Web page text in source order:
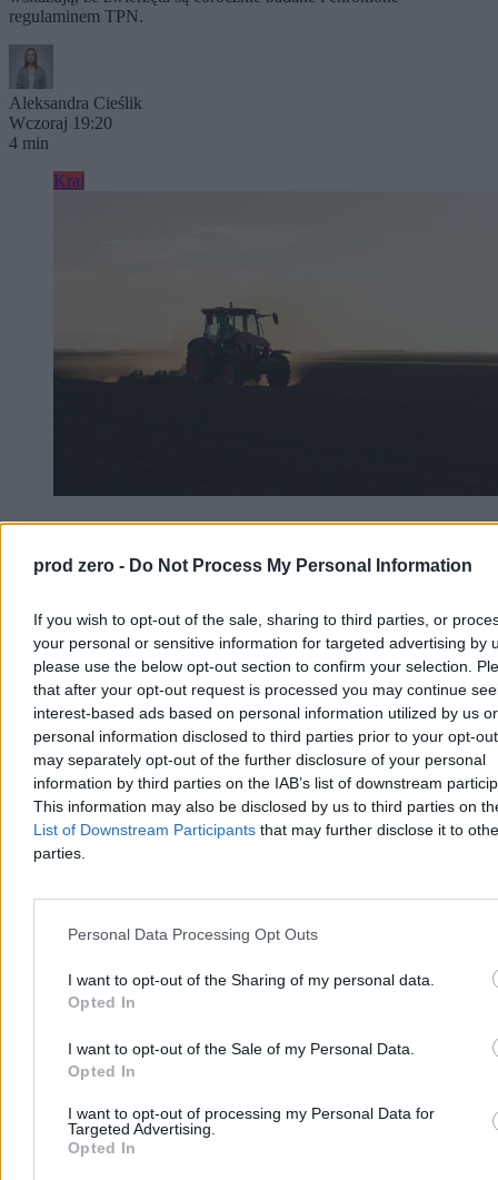
prod zero - Do Not Process My Personal Information
If you wish to opt-out of the sale, sharing to third parties, or
your personal or sensitive information for targeted advertising by
please use the below opt-out section to confirm your selection.
that after your opt-out request is processed you may continue
interest-based ads based on personal information utilized by us or
personal information disclosed to third parties prior to your opt-
may separately opt-out of the further disclosure of your personal
information by third parties on the IAB’s list of downstream
This information may also be disclosed by us to third parties on
List of Downstream Participants that may further disclose it to
parties.
Personal Data Processing Opt Outs
I want to opt-out of the Sharing of my personal data.
Opted In
I want to opt-out of the Sale of my Personal Data.
Opted In
I want to opt-out of processing my Personal Data for
Targeted Advertising.
Opted In
regulaminem TPN.
Aleksandra Cieślik
Wczoraj 19:20
4 min
Kraj
Rolnik zaorał nowy asfalt w Gliwicach. Straty to
ok. 400 tys. zł
marki Ursus celowo wjechał na świeżo położony asfalt, niszcząc
pługiem ok. 200 metrów nowej jezdni. Twierdził, że droga należy
do niego. Policja zatrzymała go na gorącym uczynku. Straty
oszacowano wstępnie na ok. 400 tys. zł.
Aleksandra Cieślik
Wczoraj 18:17
3 min
Reklama
Reklama
Kraj